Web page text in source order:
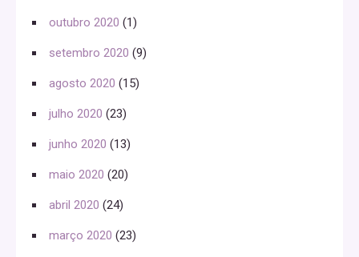
outubro 2020 (1)
setembro 2020 (9)
agosto 2020 (15)
julho 2020 (23)
junho 2020 (13)
maio 2020 (20)
abril 2020 (24)
março 2020 (23)